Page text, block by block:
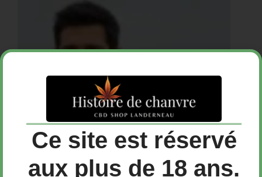
Ce site est réservé
aux plus de 18 ans.